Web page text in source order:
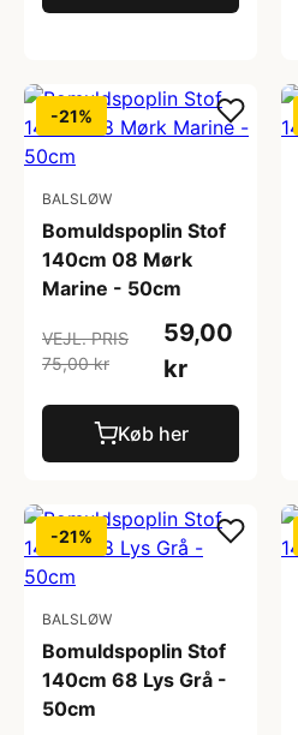
-21%
BALSLØW
Bomuldspoplin Stof
140cm 08 Mørk
Marine - 50cm
VEJL. PRIS
75,00 kr
59,00
kr
Køb her
-21%
BALSLØW
Bomuldspoplin Stof
140cm 68 Lys Grå -
50cm